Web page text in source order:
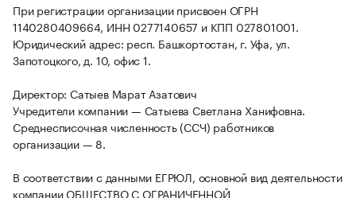
При регистрации организации присвоен ОГРН
1140280409664, ИНН 0277140657 и КПП 027801001.
Юридический адрес: респ. Башкортостан, г. Уфа, ул.
Запотоцкого, д. 10, офис 1.
Директор: Сатыев Марат Азатович
Учредители компании — Сатыева Светлана Ханифовна.
Среднесписочная численность (ССЧ) работников
организации — 8.
В соответствии с данными ЕГРЮЛ, основной вид деятельности
компании ОБЩЕСТВО С ОГРАНИЧЕННОЙ